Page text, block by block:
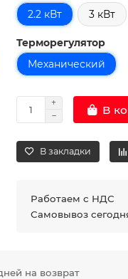
2.2 кВт
3 кВт
Терморегулятор
Механический
В
В закладки
Работаем с НДС
Самовывоз
на возврат